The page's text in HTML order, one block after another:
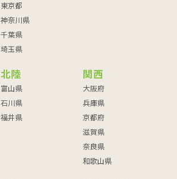
東京都
神奈川県
千葉県
埼玉県
北陸
富山県
石川県
福井県
関西
大阪府
兵庫県
京都府
滋賀県
奈良県
和歌山県